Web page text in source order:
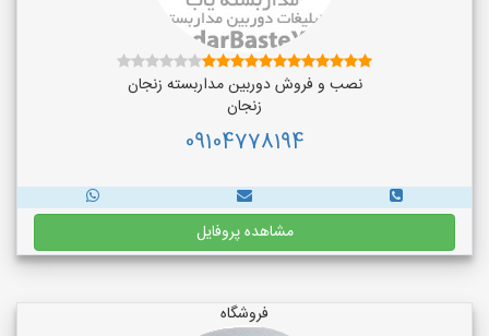
نصب و فروش دوربین مداربسته زنجان
زنجان
09104778194
مشاهده پروفایل
فروشگاه